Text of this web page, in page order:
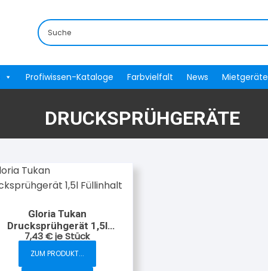
Profiwissen-Kataloge Farbvielfalt News Mietgeräte
DRUCKSPRÜHGERÄTE
Gloria Tukan
Drucksprühgerät 1,5l
Füllinhalt
7,43€je Stück
ZUM PRODUKT...